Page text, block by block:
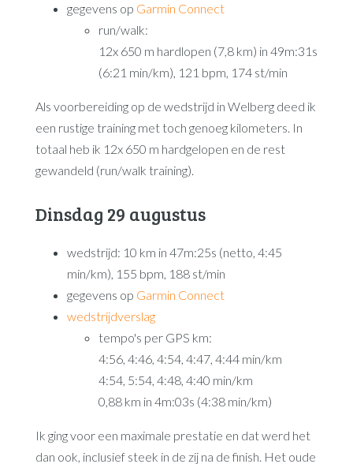
gegevens op Garmin Connect
run/walk:
12x 650 m hardlopen (7,8 km) in 49m:31s
(6:21 min/km), 121 bpm, 174 st/min
Als voorbereiding op de wedstrijd in Welberg deed ik
een rustige training met toch genoeg kilometers. In
totaal heb ik 12x 650 m hardgelopen en de rest
gewandeld (run/walk training).
Dinsdag 29 augustus
wedstrijd: 10 km in 47m:25s (netto, 4:45
min/km), 155 bpm, 188 st/min
gegevens op Garmin Connect
wedstrijdverslag
tempo's per GPS km:
4:56, 4:46, 4:54, 4:47, 4:44 min/km
4:54, 5:54, 4:48, 4:40 min/km
0,88 km in 4m:03s (4:38 min/km)
Ik ging voor een maximale prestatie en dat werd het
dan ook, inclusief steek in de zij na de finish. Het oude